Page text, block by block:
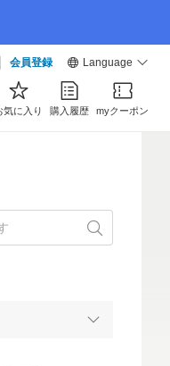
会員登録 Language
気に入り 購入履歴 myクーポン